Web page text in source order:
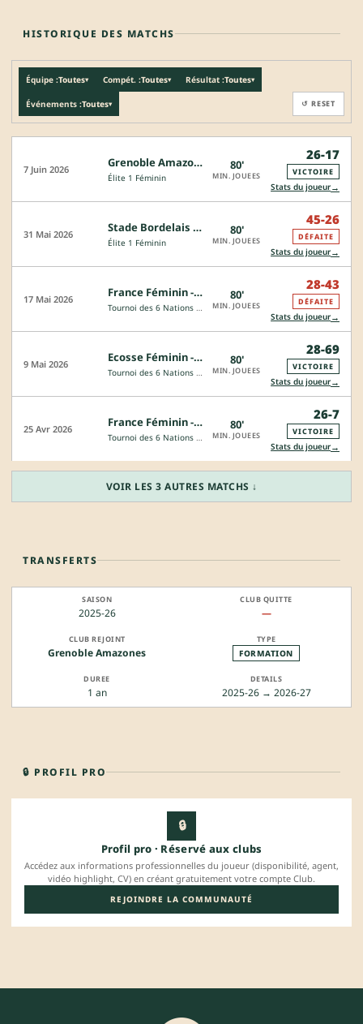
HISTORIQUE DES MATCHS
Équipe :Toutes▾ Compét. :Toutes▾ Résultat :Toutes▾
Événements :Toutes▾ ↺ RESET
7 Juin 2026 Grenoble Amazones - Blagnac
Élite 1 Féminin
80'
MIN. JOUEES
26-17
VICTOIRE
Stats du joueur→
31 Mai 2026 Stade Bordelais - Grenoble Amazones
Élite 1 Féminin
80'
MIN. JOUEES
45-26
DÉFAITE
Stats du joueur→
17 Mai 2026 France Féminin - Angleterre 80'
MIN. JOUEES
28-43
DÉFAITE
Stats du joueur→
9 Mai 2026 Ecosse Féminin - France Féminin 80'
MIN. JOUEES
28-69
VICTOIRE
Stats du joueur→
25 Avr 2026 France Féminin - Irlande 80'
MIN. JOUEES
26-7
VICTOIRE
Stats du joueur→
VOIR LES 3 AUTRES MATCHS ↓
TRANSFERTS
2025-26 —
Grenoble Amazones FORMATION
1 an 2025-26 → 2026-27
🔒 PROFIL PRO
🔒
Profil pro · Réservé aux clubs
Accédez aux informations professionnelles du joueur (disponibilité, agent,
vidéo highlight, CV) en créant gratuitement votre compte Club.
REJOINDRE LA COMMUNAUTÉ